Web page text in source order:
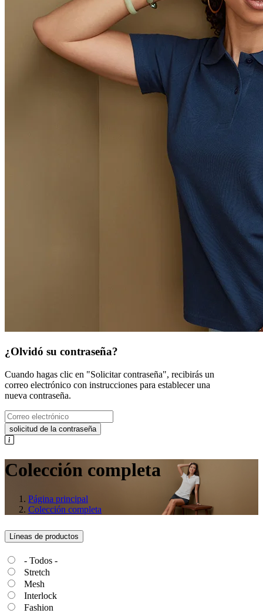
¿Olvidó su contraseña?
Cuando hagas clic en "Solicitar contraseña", recibirás un
correo electrónico con instrucciones para establecer una
nueva contraseña.
solicitud de la contraseña
Colección completa
Página principal
Colección completa
Líneas de productos
- Todos -
Stretch
Mesh
Interlock
Fashion